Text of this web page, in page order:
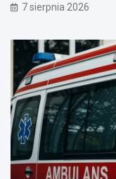
7 sierpnia 2026